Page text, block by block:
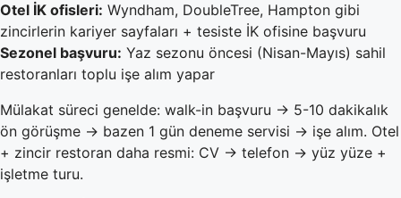
Otel İK ofisleri: Wyndham, DoubleTree, Hampton gibi
zincirlerin kariyer sayfaları + tesiste İK ofisine başvuru
Sezonel başvuru: Yaz sezonu öncesi (Nisan-Mayıs) sahil
restoranları toplu işe alım yapar
Mülakat süreci genelde: walk-in başvuru → 5-10 dakikalık
ön görüşme → bazen 1 gün deneme servisi → işe alım. Otel
+ zincir restoran daha resmi: CV → telefon → yüz yüze +
işletme turu.